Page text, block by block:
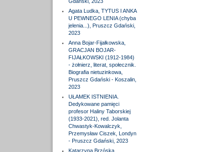
Agata Ludka, TYTUS I ANKA
U PEWNEGO LENIA (chyba
jelenia...), Pruszcz Gdański,
2023
Anna Bojar-Fijałkowska,
GRACJAN BOJAR-
FIJAŁKOWSKI (1912-1984)
- żołnierz, literat, społecznik.
Biografia nietuzinkowa,
Pruszcz Gdański - Koszalin,
2023
UŁAMEK ISTNIENIA.
Dedykowane pamięci
profesor Haliny Taborskiej
(1933-2021), red. Jolanta
Chwastyk-Kowalczyk,
Przemysław Ciszek, Londyn
- Pruszcz Gdański, 2023
Katarzyna Brzóska,